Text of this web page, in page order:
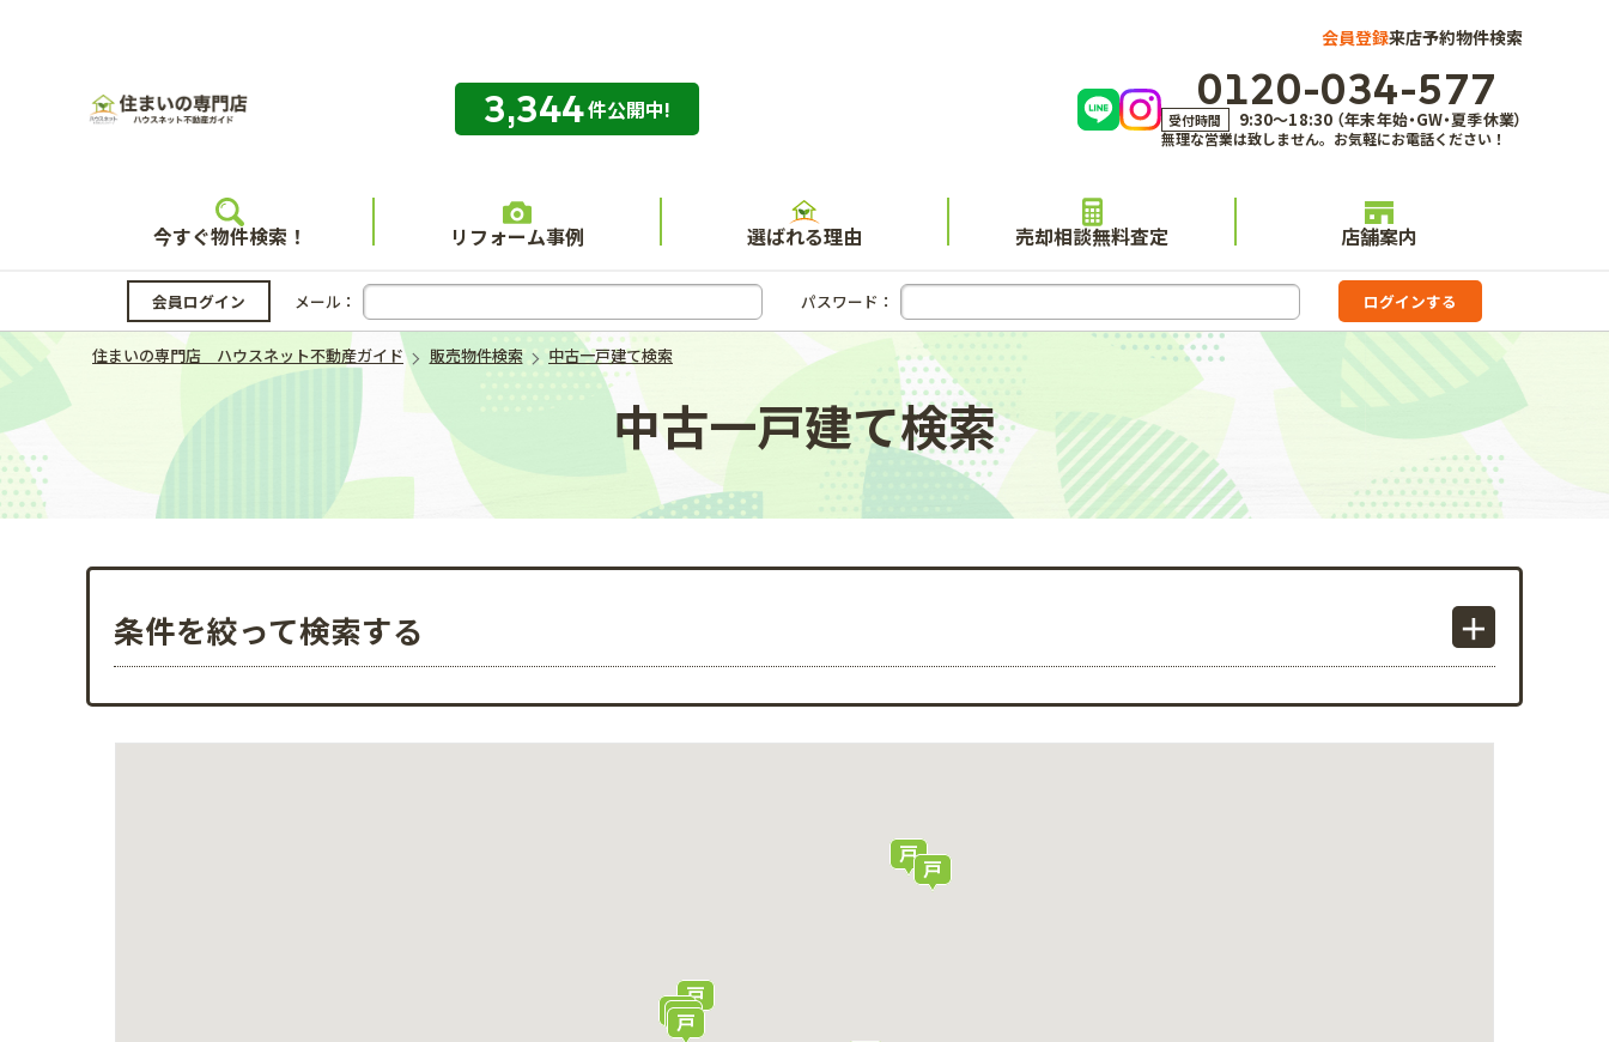
会員登録来店予約物件検索
住まいの専門店 ハウスネット不動産ガイド
3,344件公開中! 0120-034-577
受付時間 9:30～18:30 （年末年始・GW・夏季休業）
無理な営業は致しません。お気軽にお電話ください！
今すぐ物件検索！ リフォーム事例 選ばれる理由 売却相談無料査定 店舗案内
会員ログイン メール： パスワード：
住まいの専門店 ハウスネット不動産ガイド 販売物件検索 中古一戸建て検索
中古一戸建て検索
条件を絞って検索する